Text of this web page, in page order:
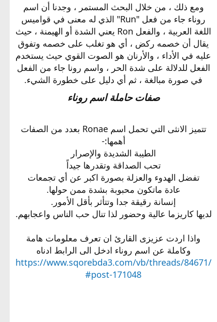
ومع ذلك ، من خلال البحث المستمر ، وجدنا أن اسم
روناء جاء من فعل "Run" الذي له معنى في قواميس
اللغة العربية ، والفعل Ron يعني الشدة أو الهيمنة ، حيث
يقال أن خصمه ركض ، أي هو تغلب على خصمه وتفوق
عليه في الأداء ، والأرنان هو الصوت القوي حيث يستخدم
الفعل للدلالة على شدة الحر ، واسم رونا جاء من الفعل
في صورة مبالغة ، ثم أي دليل على خطورة الشيء.​
صفات حاملة اسم روناء
تتميز الانثى التي تحمل اسم Ronae بعدد من الصفات
أهمها:-
الطيبة الشديدة والإصرار
تحب الصداقة وتقدرها جيداً
تفضل الهدوء والعزلة بصورة اكبر عن أي تجمعات
عادة ماتكون محبوبة بشدة ممن حولها.
إنسانة رقيقة جدا وتتأثر بأقل الأمور.
لديها كاريزما عالية وحضور لذا تنال حب الناس واعجابهم.
واذا اردت عزيزى القارئ ان تعرف معلومات هامة
وكاملة عن اسم روناء ادخل الى الرابط ادناه
https://www.sqorebda3.com/vb/threads/84671/
#post-171048